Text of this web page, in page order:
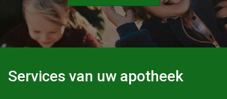
Services van uw apotheek